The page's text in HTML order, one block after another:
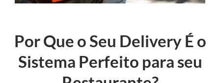
Por Que o Seu Delivery É o
Sistema Perfeito para seu